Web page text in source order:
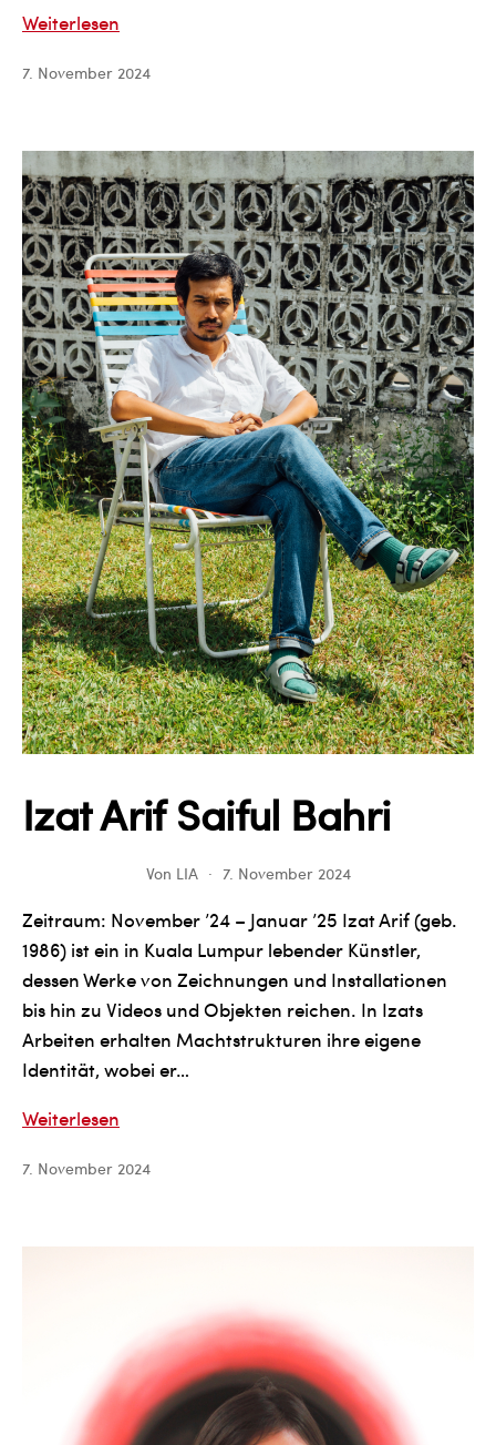
Weiterlesen
7. November 2024
Izat Arif Saiful Bahri
Von LIA 7. November 2024
Zeitraum: November ’24 – Januar ’25 Izat Arif (geb.
1986) ist ein in Kuala Lumpur lebender Künstler,
dessen Werke von Zeichnungen und Installationen
bis hin zu Videos und Objekten reichen. In Izats
Arbeiten erhalten Machtstrukturen ihre eigene
Identität, wobei er…
Weiterlesen
Saiful
7. November 2024